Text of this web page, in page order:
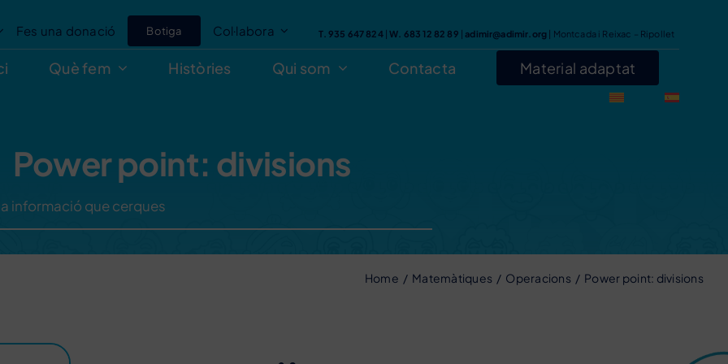
Fes una donació Botiga Col·labora T. 935 647 824|W. 683 12 82 89 |adimir@adimir.org | Montcada i Reixac – Ripollet
Què fem Històries Qui som Contacta Material adaptat
Power point: divisions
Home Matemàtiques Operacions Power point: divisions